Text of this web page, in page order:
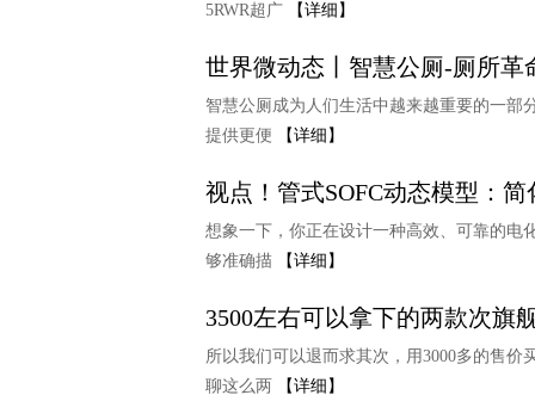
5RWR超广
【详细】
世界微动态丨智慧公厕-厕所革
智慧公厕成为人们生活中越来越重要的一部
提供更便
【详细】
视点！管式SOFC动态模型：
想象一下，你正在设计一种高效、可靠的电
够准确描
【详细】
3500左右可以拿下的两款次旗
所以我们可以退而求其次，用3000多的售
聊这么两
【详细】